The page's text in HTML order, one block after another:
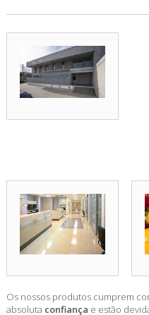
Os nossos produtos cumprem
absoluta confiança e estão